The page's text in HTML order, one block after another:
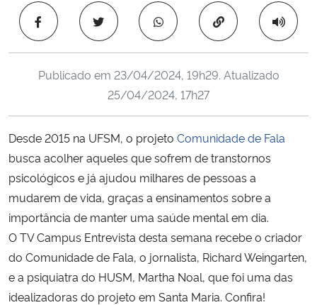
Ministério da Cidadania
Ministério da Ciência, Tecnologia, Inovações e Comunicações
Ministério do Meio Ambiente
Ministério do Turismo
Ministério do Desenvolvimento Regional
Controladoria-Geral da União
Copiar para área
Publicado em 23/04/2024, 19h29. Atualizado
25/04/2024, 17h27
Desde 2015 na UFSM, o projeto Comunidade de Fala
busca acolher aqueles que sofrem de transtornos
psicológicos e já ajudou milhares de pessoas a
mudarem de vida, graças a ensinamentos sobre a
importância de manter uma saúde mental em dia.
O TV Campus Entrevista desta semana recebe o criador
do Comunidade de Fala, o jornalista, Richard Weingarten,
e a psiquiatra do HUSM, Martha Noal, que foi uma das
idealizadoras do projeto em Santa Maria. Confira!